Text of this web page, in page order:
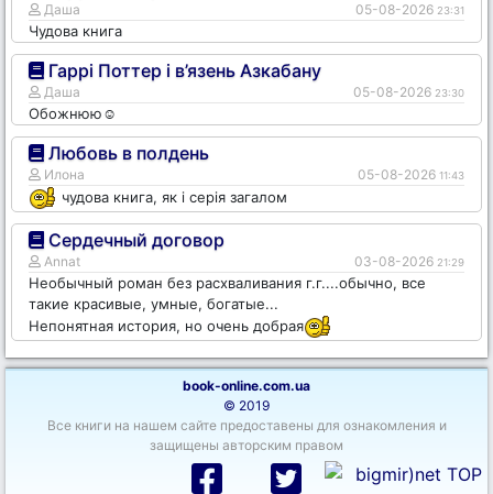
Даша 05-08-2026 23:31
Чудова книга
Гаррі Поттер і в’язень Азкабану
Даша 05-08-2026 23:30
Обожнюю☺️
Любовь в полдень
Илона 05-08-2026 11:43
чудова книга, як і серія загалом
Сердечный договор
Annat 03-08-2026 21:29
Необычный роман без расхваливания г.г....обычно, все
такие красивые, умные, богатые...
Непонятная история, но очень добрая
book-online.com.ua
© 2019
Все книги на нашем сайте предоставены для ознакомления и
защищены авторским правом